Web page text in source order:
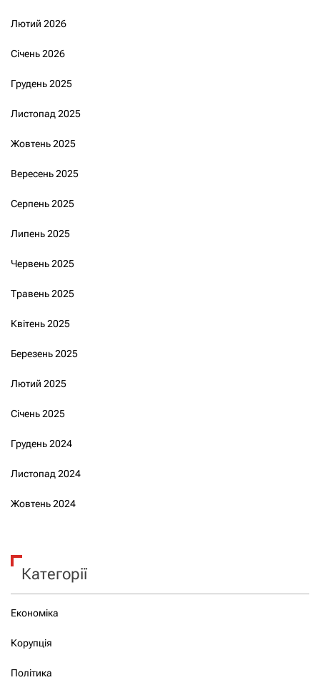
Лютий 2026
Січень 2026
Грудень 2025
Листопад 2025
Жовтень 2025
Вересень 2025
Серпень 2025
Липень 2025
Червень 2025
Травень 2025
Квітень 2025
Березень 2025
Лютий 2025
Січень 2025
Грудень 2024
Листопад 2024
Жовтень 2024
Категорії
Економіка
Корупція
Політика